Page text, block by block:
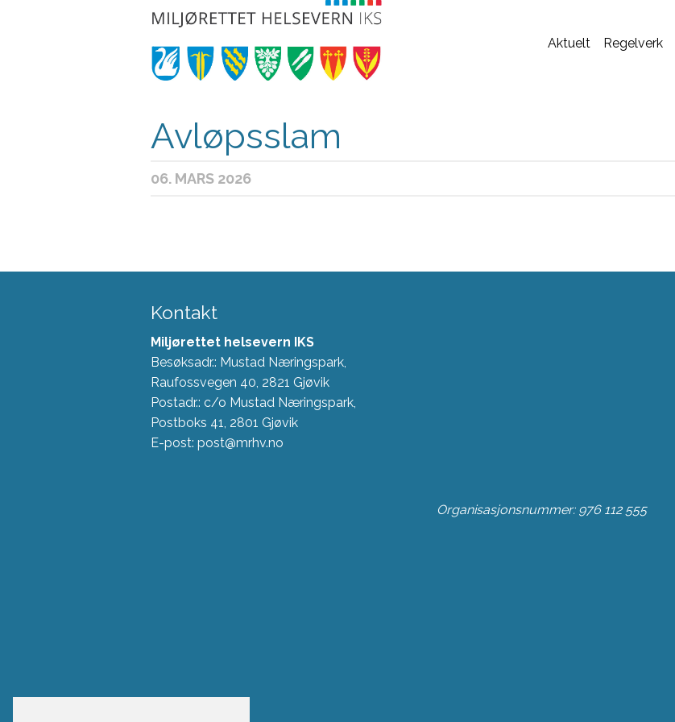
Aktuelt Regelverk
Avløpsslam
06. MARS 2026
Kontakt
Miljørettet helsevern IKS
Besøksadr.: Mustad Næringspark,
Raufossvegen 40, 2821 Gjøvik
Postadr.: c/o Mustad Næringspark,
Postboks 41, 2801 Gjøvik
E-post: post@mrhv.no
Organisasjonsnummer: 976 112 555